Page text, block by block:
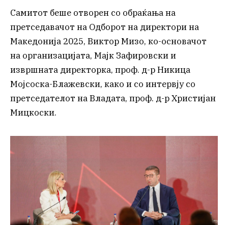
Самитот беше отворен со обраќања на
претседавачот на Одборот на директори на
Македонија 2025, Виктор Мизо, ко-основачот
на организацијата, Мајк Зафировски и
извршната директорка, проф. д-р Никица
Мојсоска-Блажевски, како и со интервју со
претседателот на Владата, проф. д-р Христијан
Мицкоски.